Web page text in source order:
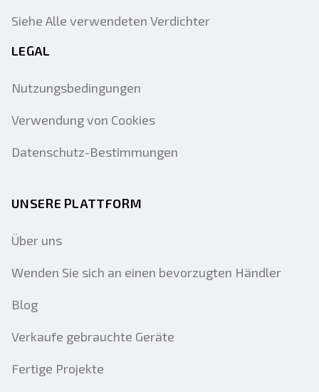
Siehe Alle verwendeten Verdichter
LEGAL
Nutzungsbedingungen
Verwendung von Cookies
Datenschutz-Bestimmungen
UNSERE PLATTFORM
Über uns
Wenden Sie sich an einen bevorzugten Händler
Blog
Verkaufe gebrauchte Geräte
Fertige Projekte